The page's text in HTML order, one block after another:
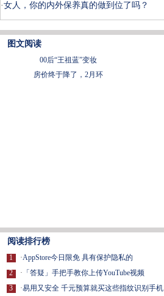
·女人，你的内外保养真的做到位了吗？
图文阅读
00后“王祖蓝”变妆
房价终于降了，2月环
阅读排行榜
1
2
3
·AppStore今日限免 具有保护隐私的
· 「答疑」手把手教你上传YouTube视频
·易用又安全 千元预算就买这些指纹识别手机